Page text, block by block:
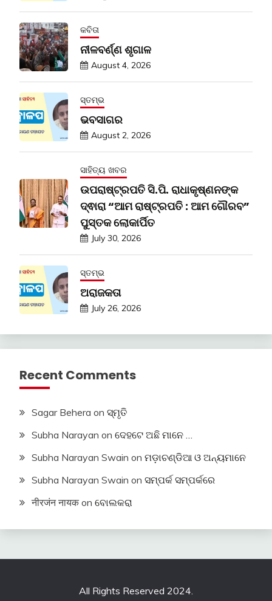
କବିତା
ନୀଳବର୍ଣ୍ଣ ଶୃଗାଳ
August 4, 2026
ସ୍ତମ୍ଭ
ଭବସାଗର
August 2, 2026
ସାହିତ୍ୟ ଖବର
ଉପରାଷ୍ଟ୍ରପତି ସି.ପି. ରାଧାକୃଷ୍ଣନଙ୍କ
ଦ୍ଵାରା “ଆମ ରାଷ୍ଟ୍ରପତି : ଆମ ଗୌରବ”
ପୁସ୍ତକ ଲୋକାର୍ପିତ
July 30, 2026
ସ୍ତମ୍ଭ
ଅରାଜକତା
July 26, 2026
Recent Comments
Sagar Behera on ସ୍ମୃତି
Subha Narayan on ଦେହଟେ ଅଛି ମାନେ …
Subha Narayan Swain on ମଡ଼ାଚଣ୍ଡିଆ ଓ ଅନ୍ୟମାନେ
Subha Narayan Swain on ସମ୍ପର୍କ ସମ୍ପର୍କରେ
नीरजंन नायक on ବୋଲକରା
All Rights Reserved 2024.